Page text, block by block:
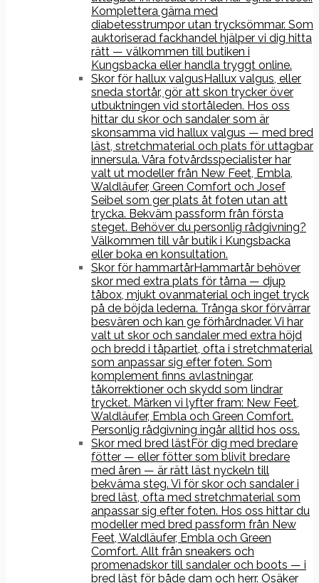
Komplettera gärna med
diabetesstrumpor utan trycksömmar. Som
auktoriserad fackhandel hjälper vi dig hitta
rätt — välkommen till butiken i
Kungsbacka eller handla tryggt online.
Skor för hallux valgusHallux valgus, eller
sneda stortår, gör att skon trycker över
utbuktningen vid stortåleden. Hos oss
hittar du skor och sandaler som är
skonsamma vid hallux valgus — med bred
läst, stretchmaterial och plats för uttagbar
innersula. Våra fotvårdsspecialister har
valt ut modeller från New Feet, Embla,
Waldläufer, Green Comfort och Josef
Seibel som ger plats åt foten utan att
trycka. Bekväm passform från första
steget. Behöver du personlig rådgivning?
Välkommen till vår butik i Kungsbacka
eller boka en konsultation.
Skor för hammartårHammartår behöver
skor med extra plats för tårna — djup
tåbox, mjukt ovanmaterial och inget tryck
på de böjda lederna. Trånga skor förvärrar
besvären och kan ge förhårdnader. Vi har
valt ut skor och sandaler med extra höjd
och bredd i tåpartiet, ofta i stretchmaterial
som anpassar sig efter foten. Som
komplement finns avlastningar,
tåkorrektioner och skydd som lindrar
trycket. Märken vi lyfter fram: New Feet,
Waldläufer, Embla och Green Comfort.
Personlig rådgivning ingår alltid hos oss.
Skor med bred lästFör dig med bredare
fötter — eller fötter som blivit bredare
med åren — är rätt läst nyckeln till
bekväma steg. Vi för skor och sandaler i
bred läst, ofta med stretchmaterial som
anpassar sig efter foten. Hos oss hittar du
modeller med bred passform från New
Feet, Waldläufer, Embla och Green
Comfort. Allt från sneakers och
promenadskor till sandaler och boots — i
bred läst för både dam och herr. Osäker